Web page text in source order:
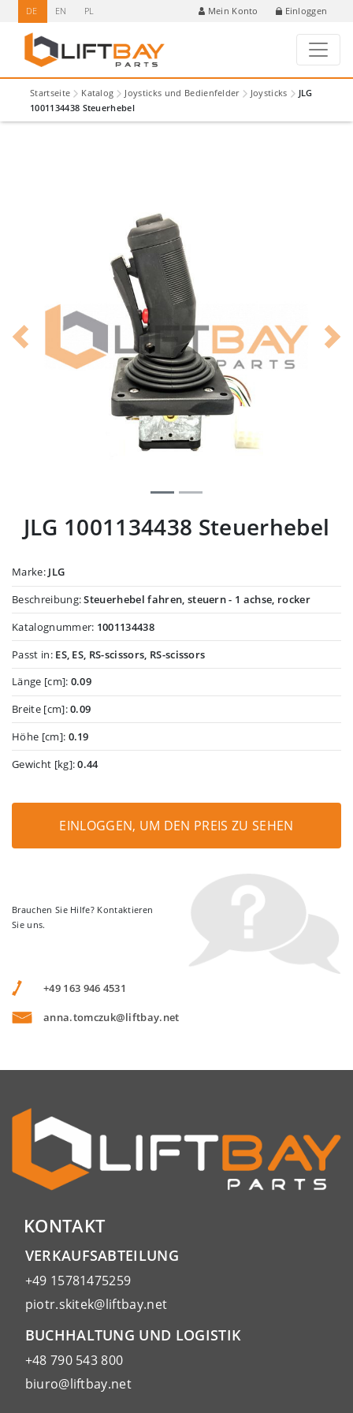
DE EN PL Mein Konto Einloggen
Startseite Katalog Joysticks und Bedienfelder Joysticks
JLG
1001134438 Steuerhebel
Previous Next
JLG 1001134438 Steuerhebel
Marke: JLG
Beschreibung:Steuerhebel fahren, steuern - 1 achse, rocker
Katalognummer: 1001134438
Passt in: ES, ES, RS-scissors, RS-scissors
Länge [cm]: 0.09
Breite [cm]:0.09
Höhe [cm]: 0.19
Gewicht [kg]:0.44
EINLOGGEN, UM DEN PREIS ZU SEHEN
Brauchen Sie Hilfe? Kontaktieren
Sie uns.
+49 163 946 4531
anna.tomczuk@liftbay.net
KONTAKT
VERKAUFSABTEILUNG
+49 15781475259
piotr.skitek@liftbay.net
BUCHHALTUNG UND LOGISTIK
+48 790 543 800
biuro@liftbay.net